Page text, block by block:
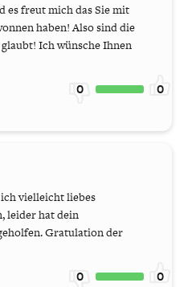
es freut mich das Sie mit
haben! Also sind die
Ich wünsche Ihnen
0 0
vielleicht liebes
leider hat dein
Gratulation der
0 0